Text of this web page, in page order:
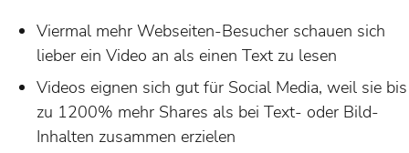
Viermal mehr Webseiten-Besucher schauen sich
lieber ein Video an als einen Text zu lesen
Videos eignen sich gut für Social Media, weil sie bis
zu 1200% mehr Shares als bei Text- oder Bild-
Inhalten zusammen erzielen